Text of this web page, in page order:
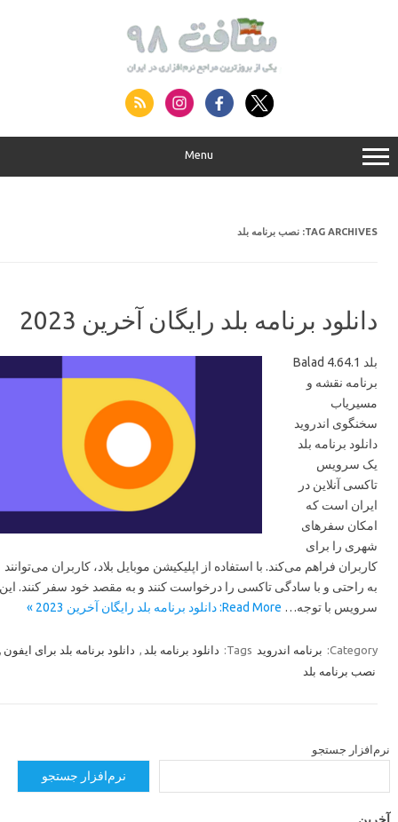
Menu
TAG ARCHIVES: نصب برنامه بلد
دانلود برنامه بلد رایگان آخرین 2023
بلد 4.64.1 Balad
برنامه نقشه و
مسیریاب
سخنگوی اندروید
دانلود برنامه بلد
یک سرویس
تاکسی آنلاین در
ایران است که
امکان سفرهای
شهری را برای
کاربران فراهم می‌کند. با استفاده از اپلیکیشن موبایل بلاد، کاربران می‌توانند
به راحتی و با سادگی تاکسی را درخواست کنند و به مقصد خود سفر کنند. این
سرویس با توجه…Read More: دانلود برنامه بلد رایگان آخرین 2023 »
Category: برنامه اندروید Tags: دانلود برنامه بلد,دانلود برنامه بلد برای ایفون,
نصب برنامه بلد
جستجو
نرم‌افزار جستجو